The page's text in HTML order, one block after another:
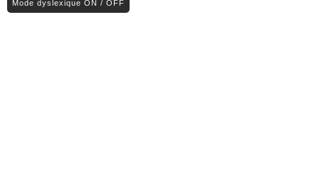
Mode dyslexique ON / OFF